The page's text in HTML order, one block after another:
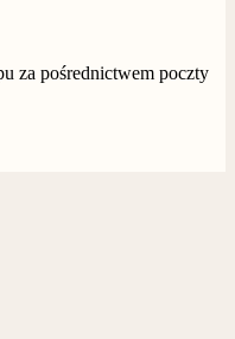
za pośrednictwem poczty